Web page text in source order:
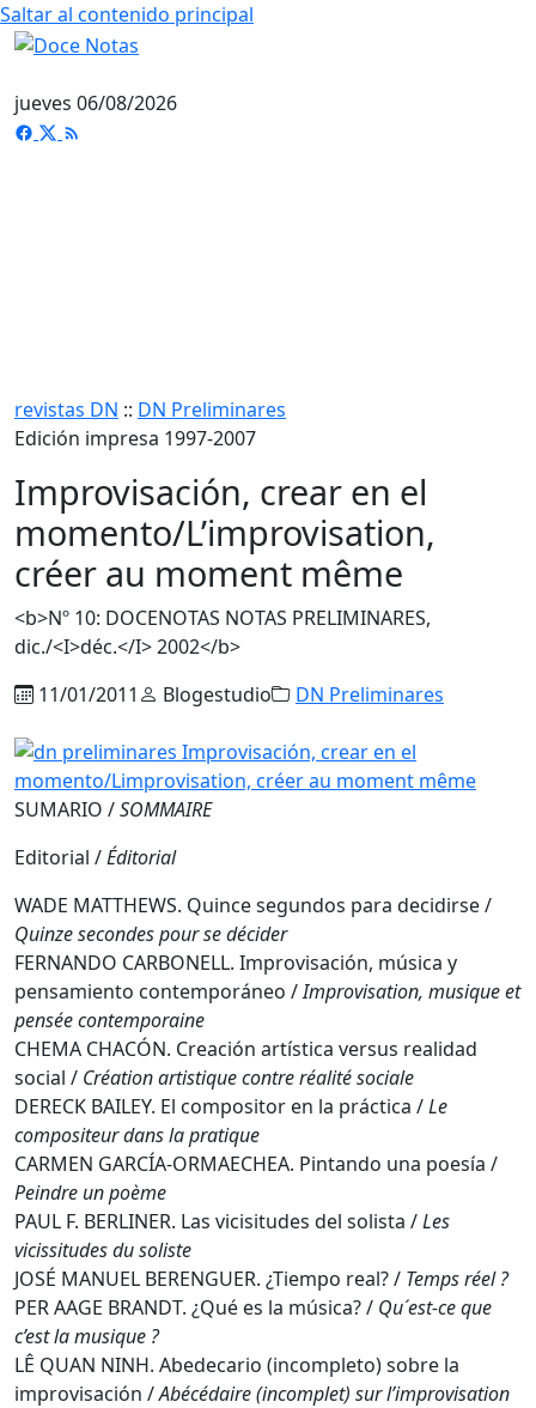
Saltar al contenido principal
jueves 06/08/2026
revistas DN :: DN Preliminares
Edición impresa 1997-2007
Improvisación, crear en el
momento/L’improvisation,
créer au moment même
<b>Nº 10: DOCENOTAS NOTAS PRELIMINARES,
dic./<I>déc.</I> 2002</b>
11/01/2011
Blogestudio DN Preliminares
SUMARIO /SOMMAIRE
Editorial /Éditorial
WADE MATTHEWS. Quince segundos para decidirse /
Quinze secondes pour se décider
FERNANDO CARBONELL. Improvisación, música y
pensamiento contemporáneo /Improvisation, musique et
pensée contemporaine
CHEMA CHACÓN. Creación artística versus realidad
social / Création artistique contre réalité sociale
DERECK BAILEY. El compositor en la práctica /Le
compositeur dans la pratique
CARMEN GARCÍA-ORMAECHEA. Pintando una poesía /
Peindre un poème
PAUL F. BERLINER. Las vicisitudes del solista /Les
vicissitudes du soliste
JOSÉ MANUEL BERENGUER. ¿Tiempo real? / Temps réel ?
PER AAGE BRANDT. ¿Qué es la música? / Qu´est-ce que
c’est la musique ?
LÊ QUAN NINH. Abedecario (incompleto) sobre la
improvisación /Abécédaire (incomplet) sur l’improvisation